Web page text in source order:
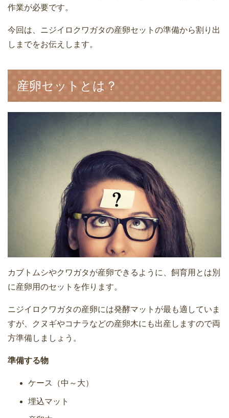
作業が必要です。
今回は、ニジイロクワガタの産卵セットの準備から割り出
しまでをお伝えします。
産卵セットとは？
カブトムシやクワガタが産卵できるように、飼育用とは別
に産卵用のセットを作ります。
ニジイロクワガタの産卵には発酵マットが最も適していま
すが、クヌギやコナラなどの産卵木にも出産しますので両
方準備しましょう。
準備する物
ケース（中～大）
埋込マット